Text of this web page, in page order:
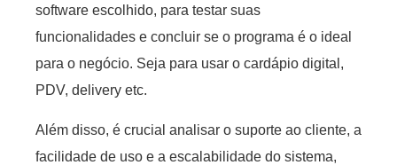
software escolhido, para testar suas
funcionalidades e concluir se o programa é o ideal
para o negócio. Seja para usar o cardápio digital,
PDV, delivery etc.
Além disso, é crucial analisar o suporte ao cliente, a
facilidade de uso e a escalabilidade do sistema,